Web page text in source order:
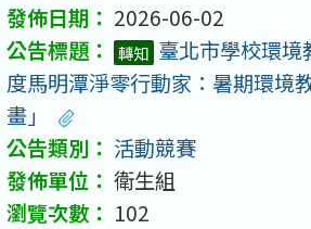
2026-06-02
轉知 臺北市學校環
度馬明潭淨零行動家：暑期環境
畫」
活動競賽
衛生組
102